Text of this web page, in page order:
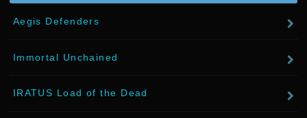
Aegis Defenders
Immortal Unchained
IRATUS Load of the Dead